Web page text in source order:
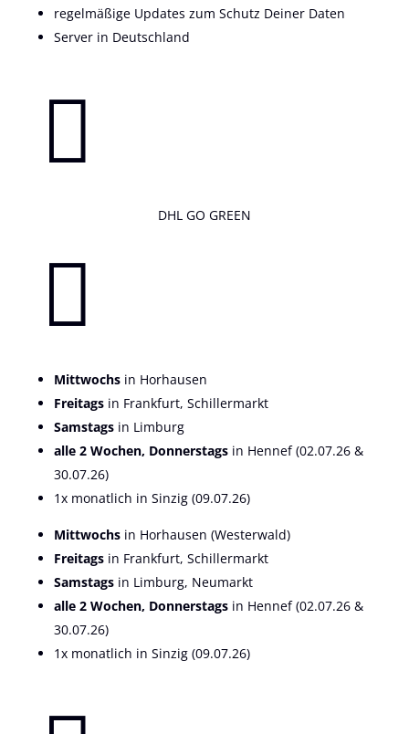
regelmäßige Updates zum Schutz Deiner Daten
Server in Deutschland

DHL GO GREEN

Mittwochsin Horhausen
Freitagsin Frankfurt, Schillermarkt
Samstagsin Limburg
alle 2 Wochen, Donnerstagsin Hennef (02.07.26 &
30.07.26)
1x monatlich in Sinzig (09.07.26)
Mittwochsin Horhausen (Westerwald)
Freitagsin Frankfurt, Schillermarkt
Samstagsin Limburg, Neumarkt
alle 2 Wochen, Donnerstagsin Hennef (02.07.26 &
30.07.26)
1x monatlich in Sinzig (09.07.26)